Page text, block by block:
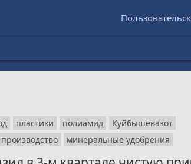
пластики полиамид
Куйбышевазот
минеральные удобрения